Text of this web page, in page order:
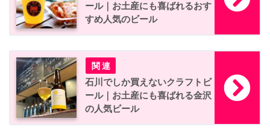
ール｜お土産にも喜ばれるおす
すめ人気のビール
石川でしか買えないクラフトビ
ール｜お土産にも喜ばれる金沢
の人気ビール